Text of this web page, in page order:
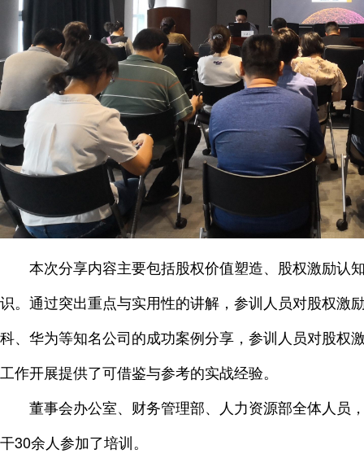
本次分享内容主要包括股权价值塑造、股权激励认
识。通过突出重点与实用性的讲解，参训人员对股权激
科、华为等知名公司的成功案例分享，参训人员对股权
工作开展提供了可借鉴与参考的实战经验。
董事会办公室、财务管理部、人力资源部全体人员
干30余人参加了培训。